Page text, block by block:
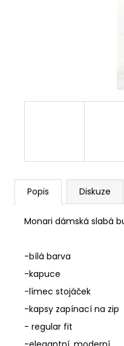
Popis Diskuze
Monari dámská slabá
-bílá barva
-kapuce
-límec stojáček
-kapsy zapínací na zip
- regular fit